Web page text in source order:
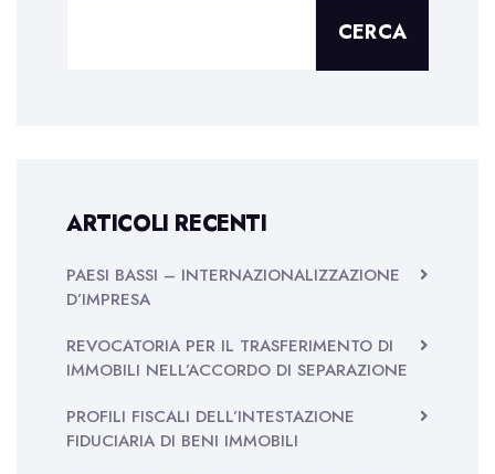
CERCA
ARTICOLI RECENTI
PAESI BASSI – INTERNAZIONALIZZAZIONE
D’IMPRESA
REVOCATORIA PER IL TRASFERIMENTO DI
IMMOBILI NELL’ACCORDO DI SEPARAZIONE
PROFILI FISCALI DELL’INTESTAZIONE
FIDUCIARIA DI BENI IMMOBILI